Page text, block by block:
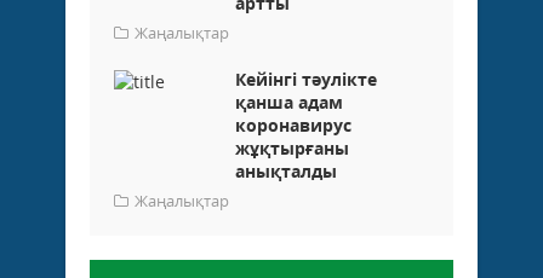
Жаңалықтар
Кейінгі тәулікте
қанша адам
коронавирус
жұқтырғаны
анықталды
Жаңалықтар